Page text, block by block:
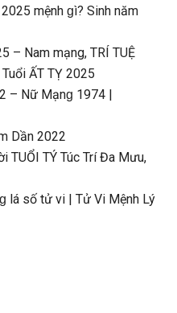
mệnh ɡì? Sinh năm
– Nam mạng, TRÍ TUỆ
ẤT TỴ 2025
– Nữ Mạnɡ 1974 |
Dần 2022
TUỔI TÝ Túc Trí Đa Mưu,
lá ѕố tử vi | Tử Vi Mệnh Lý